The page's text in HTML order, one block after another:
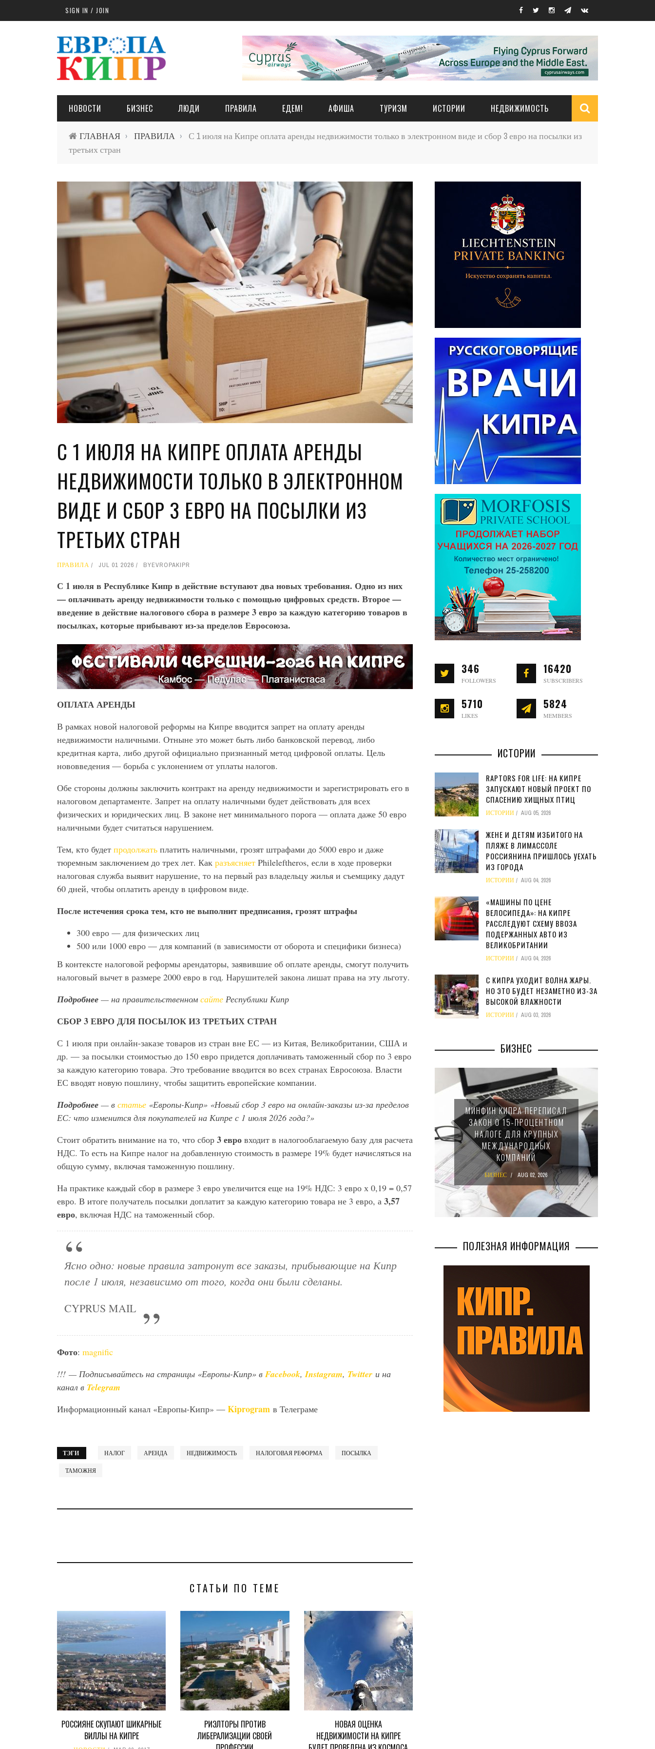
Skip to main contentSIGN IN / JOIN
НОВОСТИ БИЗНЕС ЛЮДИ ПРАВИЛА ЕДЕМ! АФИША ТУРИЗМ ИСТОРИИ НЕДВИЖИМОСТЬ
ГЛАВНАЯ › ПРАВИЛА ›
С 1 июля на Кипре оплата аренды недвижимости только в электронном виде и сбор 3 евро на посылки из
третьих стран
С 1 ИЮЛЯ НА КИПРЕ ОПЛАТА АРЕНДЫ
НЕДВИЖИМОСТИ ТОЛЬКО В ЭЛЕКТРОННОМ
ВИДЕ И СБОР 3 ЕВРО НА ПОСЫЛКИ ИЗ
ТРЕТЬИХ СТРАН
ПРАВИЛА JUL 01 2026 BYEVROPAKIPR
С 1 июля в Республике Кипр в действие вступают два новых требования. Одно из них
— оплачивать аренду недвижимости только с помощью цифровых средств. Второе —
введение в действие налогового сбора в размере 3 евро за каждую категорию товаров в
посылках, которые прибывают из-за пределов Евросоюза.
ОПЛАТА АРЕНДЫ
В рамках новой налоговой реформы на Кипре вводится запрет на оплату аренды
недвижимости наличными. Отныне это может быть либо банковской перевод, либо
кредитная карта, либо другой официально признанный метод цифровой оплаты. Цель
нововведения — борьба с уклонением от уплаты налогов.
Обе стороны должны заключить контракт на аренду недвижимости и зарегистрировать его в
налоговом департаменте. Запрет на оплату наличными будет действовать для всех
физических и юридических лиц. В законе нет минимального порога — оплата даже 50 евро
наличными будет считаться нарушением.
Тем, кто будет продолжать платить наличными, грозят штрафами до 5000 евро и даже
тюремным заключением до трех лет. Как разъясняет Phileleftheros, если в ходе проверки
налоговая служба выявит нарушение, то на первый раз владельцу жилья и съемщику дадут
60 дней, чтобы оплатить аренду в цифровом виде.
После истечения срока тем, кто не выполнит предписания, грозят штрафы
300 евро — для физических лиц
500 или 1000 евро — для компаний (в зависимости от оборота и специфики бизнеса)
В контексте налоговой реформы арендаторы, заявившие об оплате аренды, смогут получить
налоговый вычет в размере 2000 евро в год. Нарушителей закона лишат права на эту льготу.
Подробнее — на правительственном сайте Республики Кипр
СБОР 3 ЕВРО ДЛЯ ПОСЫЛОК ИЗ ТРЕТЬИХ СТРАН
С 1 июля при онлайн-заказе товаров из стран вне ЕС — из Китая, Великобритании, США и
др. — за посылки стоимостью до 150 евро придется доплачивать таможенный сбор по 3 евро
за каждую категорию товара. Это требование вводится во всех странах Евросоюза. Власти
ЕС вводят новую пошлину, чтобы защитить европейские компании.
Подробнее — в статье «Европы-Кипр» «Новый сбор 3 евро на онлайн-заказы из-за пределов
ЕС: что изменится для покупателей на Кипре с 1 июля 2026 года?»
Стоит обратить внимание на то, что сбор 3 евро входит в налогооблагаемую базу для расчета
НДС. То есть на Кипре налог на добавленную стоимость в размере 19% будет начисляться на
общую сумму, включая таможенную пошлину.
На практике каждый сбор в размере 3 евро увеличится еще на 19% НДС: 3 евро х 0,19 = 0,57
евро. В итоге получатель посылки доплатит за каждую категорию товара не 3 евро, а 3,57
евро, включая НДС на таможенный сбор.
Ясно одно: новые правила затронут все заказы, прибывающие на Кипр
после 1 июля, независимо от того, когда они были сделаны.
CYPRUS MAIL
Фото: magnific
!!! — Подписывайтесь на страницы «Европы-Кипр» в Facebook, Instagram, Twitter и на
канал в Telegram
Информационный канал «Европы-Кипр» — Kiprogram в Телеграме
ТЭГИ НАЛОГ АРЕНДА НЕДВИЖИМОСТЬ НАЛОГОВАЯ РЕФОРМА ПОСЫЛКА
ТАМОЖНЯ
СТАТЬИ ПО ТЕМЕ
РОССИЯНЕ СКУПАЮТ ШИКАРНЫЕ
ВИЛЛЫ НА КИПРЕ
РИЭЛТОРЫ ПРОТИВ
ЛИБЕРАЛИЗАЦИИ СВОЕЙ
НОВАЯ ОЦЕНКА
НЕДВИЖИМОСТИ НА КИПРЕ
346
FOLLOWERS
16420
SUBSCRIBERS
5710
LIKES
5824
MEMBERS
ИСТОРИИ
RAPTORS FOR LIFE: НА КИПРЕ
ЗАПУСКАЮТ НОВЫЙ ПРОЕКТ ПО
СПАСЕНИЮ ХИЩНЫХ ПТИЦ
ИСТОРИИ AUG 05, 2026
ЖЕНЕ И ДЕТЯМ ИЗБИТОГО НА
ПЛЯЖЕ В ЛИМАССОЛЕ
РОССИЯНИНА ПРИШЛОСЬ УЕХАТЬ
ИЗ ГОРОДА
ИСТОРИИ AUG 04, 2026
«МАШИНЫ ПО ЦЕНЕ
ВЕЛОСИПЕДА»: НА КИПРЕ
РАССЛЕДУЮТ СХЕМУ ВВОЗА
ПОДЕРЖАННЫХ АВТО ИЗ
ВЕЛИКОБРИТАНИИ
ИСТОРИИ AUG 04, 2026
С КИПРА УХОДИТ ВОЛНА ЖАРЫ.
НО ЭТО БУДЕТ НЕЗАМЕТНО ИЗ-ЗА
ВЫСОКОЙ ВЛАЖНОСТИ
ИСТОРИИ AUG 03, 2026
БИЗНЕС
РАБОТОДАТЕЛЯМ НА КИПРЕ
ВСЁ СЛОЖНЕЕ НАХОДИТЬ
СОТРУДНИКОВ: РЫНОК
ТРУДА МЕНЯЕТСЯ В
ПОЛЬЗУ СОИСКАТЕЛЕЙ
МИНФИН КИПРА ПЕРЕПИСАЛ
ЗАКОН О 15-ПРОЦЕНТНОМ
НАЛОГЕ ДЛЯ КРУПНЫХ
МЕЖДУНАРОДНЫХ
КОМПАНИЙ
БИЗНЕС AUG 02, 2026
НАЛОГОВАЯ СЛУЖБА
ПРОВЕЛА
ПРОВЕРКИ. ОКОЛО
ПОЛОВИНЫ
НАРУШИЛИ ЗАКОН
БИЗНЕС
ПОЛЕЗНАЯ ИНФОРМАЦИЯ